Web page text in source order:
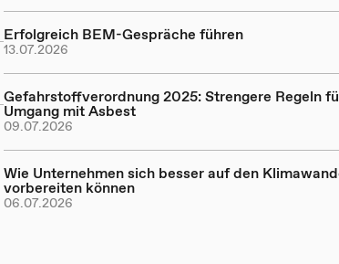
Erfolgreich BEM-Gespräche führen
13.07.2026
Gefahrstoffverordnung 2025: Strengere Regeln
Umgang mit Asbest
09.07.2026
Wie Unternehmen sich besser auf den
vorbereiten können
06.07.2026